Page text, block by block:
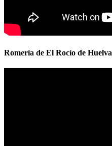
Romería de El Rocío de Huelva